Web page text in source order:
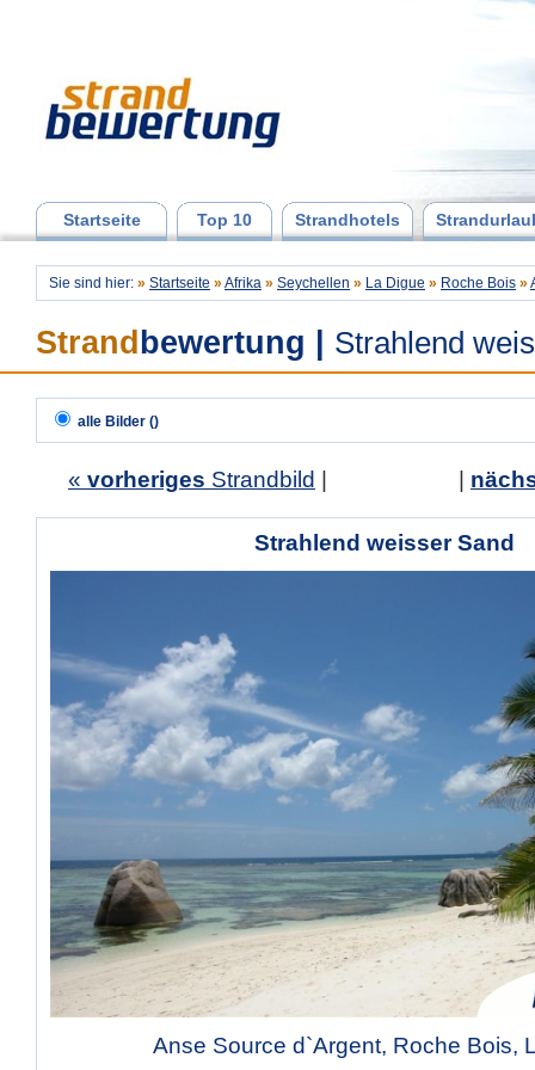
Startseite Top 10 Strandhotels
Sie sind hier: » Startseite » Afrika » Seychellen » La Digue » Roche Bois »
Strand bewertung Strahlend
alle Bilder ()
« vorheriges Strandbild
Strahlend weisser Sand
Anse Source d`Argent, Roche Bois,